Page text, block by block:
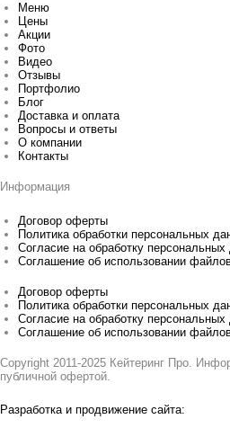
Меню
Цены
Акции
Фото
Видео
Отзывы
Портфолио
Блог
Доставка и оплата
Вопросы и ответы
О компании
Контакты
Информация
Договор оферты
Политика обработки персональных
Согласие на обработку персональных
Соглашение об использовании
Договор оферты
Политика обработки персональных
Согласие на обработку персональных
Соглашение об использовании
Copyright 2011-2025 Кейтеринг Про.
публичной офертой.
Разработка и продвижение сайта: